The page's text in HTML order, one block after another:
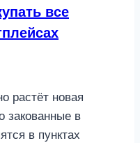
все
растёт новая
закованные в
в пунктах